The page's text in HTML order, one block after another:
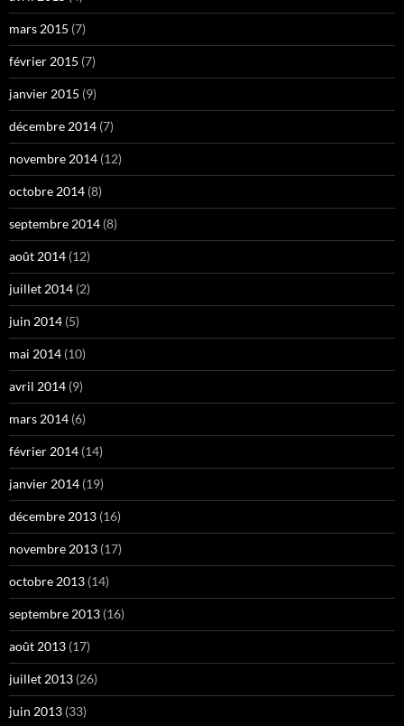
mars 2015 (7)
février 2015 (7)
janvier 2015 (9)
décembre 2014 (7)
novembre 2014 (12)
octobre 2014 (8)
septembre 2014 (8)
août 2014 (12)
juillet 2014 (2)
juin 2014 (5)
mai 2014 (10)
avril 2014 (9)
mars 2014 (6)
février 2014 (14)
janvier 2014 (19)
décembre 2013 (16)
novembre 2013 (17)
octobre 2013 (14)
septembre 2013 (16)
août 2013 (17)
juillet 2013 (26)
juin 2013 (33)